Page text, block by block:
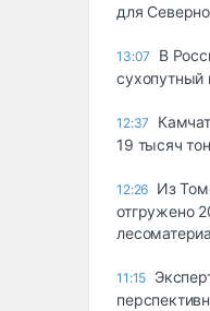
для
13:07
В
12:37
19 тысяч
12:26 Из
отгружено
11:15